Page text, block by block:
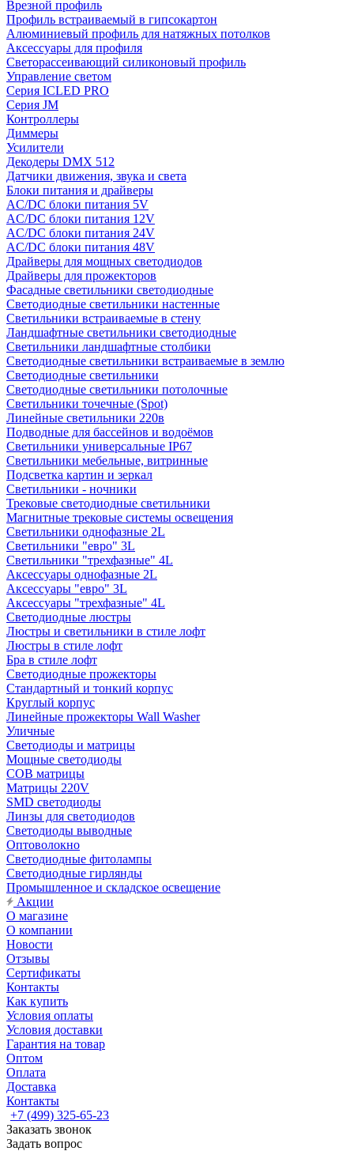
Врезной профиль
Профиль встраиваемый в гипсокартон
Алюминиевый профиль для натяжных потолков
Аксессуары для профиля
Светорассеивающий силиконовый профиль
Управление светом
Серия ICLED PRO
Серия JM
Контроллеры
Диммеры
Усилители
Декодеры DMX 512
Датчики движения, звука и света
Блоки питания и драйверы
AC/DC блоки питания 5V
AC/DC блоки питания 12V
AC/DC блоки питания 24V
AC/DC блоки питания 48V
Драйверы для мощных светодиодов
Драйверы для прожекторов
Фасадные светильники светодиодные
Светодиодные светильники настенные
Светильники встраиваемые в стену
Ландшафтные светильники светодиодные
Светильники ландшафтные столбики
Светодиодные светильники встраиваемые в землю
Светодиодные светильники
Светодиодные светильники потолочные
Светильники точечные (Spot)
Линейные светильники 220в
Подводные для бассейнов и водоёмов
Светильники универсальные IP67
Светильники мебельные, витринные
Подсветка картин и зеркал
Светильники - ночники
Трековые светодиодные светильники
Магнитные трековые системы освещения
Светильники однофазные 2L
Светильники "евро" 3L
Светильники "трехфазные" 4L
Аксессуары однофазные 2L
Аксессуары "евро" 3L
Аксессуары "трехфазные" 4L
Светодиодные люстры
Люстры и светильники в стиле лофт
Люстры в стиле лофт
Бра в стиле лофт
Светодиодные прожекторы
Стандартный и тонкий корпус
Круглый корпус
Линейные прожекторы Wall Washer
Уличные
Светодиоды и матрицы
Мощные светодиоды
COB матрицы
Матрицы 220V
SMD светодиоды
Линзы для светодиодов
Светодиоды выводные
Оптоволокно
Светодиодные фитолампы
Светодиодные гирлянды
Промышленное и складское освещение
Акции
О магазине
О компании
Новости
Отзывы
Сертификаты
Контакты
Как купить
Условия оплаты
Условия доставки
Гарантия на товар
Оптом
Оплата
Доставка
Контакты
+7 (499) 325-65-23
Заказать звонок
Задать вопрос